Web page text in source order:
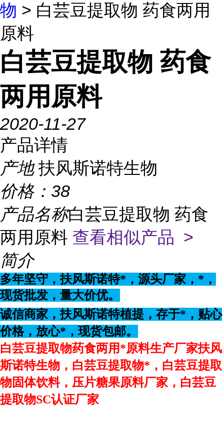
物 > 白芸豆提取物 药食两用
原料
白芸豆提取物 药食
两用原料
2020-11-27
产品详情
产地 扶风斯诺特生物
价格： 38
产品名称白芸豆提取物 药食
两用原料 查看相似产品 >
简介
多年坚守，扶风斯诺特*，源头厂家，*，
现货批发，量大价优。
诚信商家，扶风斯诺特植提，存于*，贴心
价格，放心*，现货包邮。
白芸豆提取物药食两用*原料生产厂家扶风
斯诺特生物，白芸豆提取物*，白芸豆提取
物固体饮料，压片糖果原料厂家，白芸豆
提取物SC认证厂家